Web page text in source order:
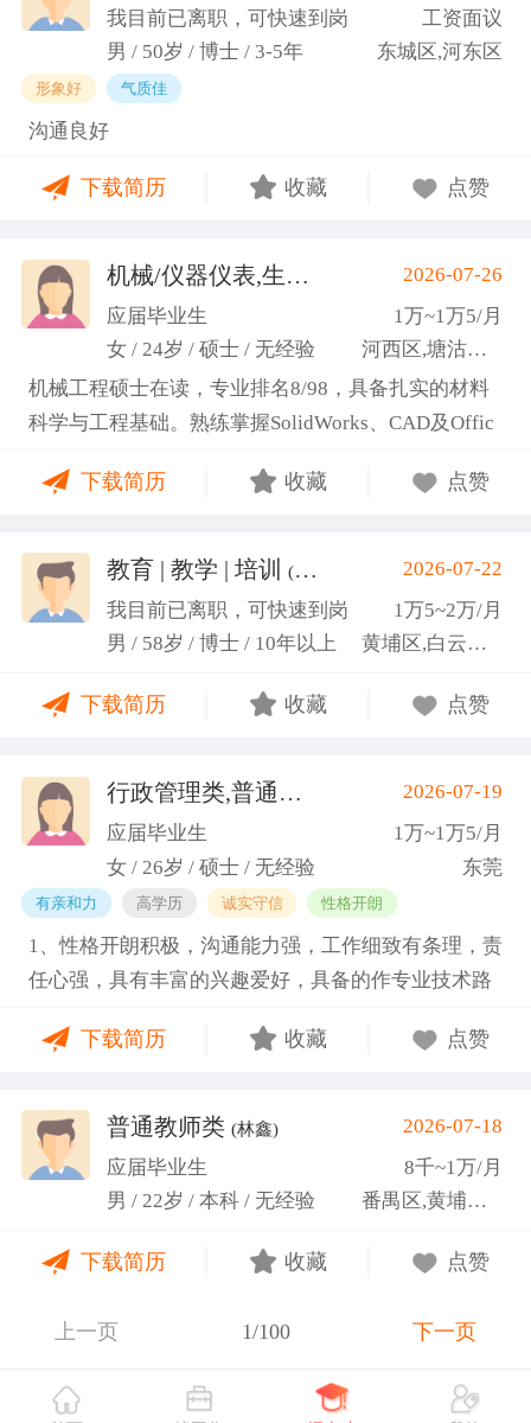
办各种社团内部活动，如迎新、英语角等。
我目前已离职，可快速到岗
工资面议
男 / 50岁 / 博士 / 3-5年
东城区,河东区
形象好 气质佳
沟通良好
下载简历 收藏 点赞
机械/仪器仪表,生产管理/研发 (高蕾)
2026-07-26
应届毕业生
1万~1万5/月
女 / 24岁 / 硕士 / 无经验
河西区,塘沽区,东丽区
机械工程硕士在读，专业排名8/98，具备扎实的材料
科学与工程基础。熟练掌握SolidWorks、CAD及Offic
2项天津市科研项目，擅长实验设计与数据分析;曾带
优秀的团队协作与沟通协调能力，责任心强，渴望将
科研严谨性融入实践工作中
下载简历 收藏 点赞
教育 | 教学 | 培训 (汤山文)
2026-07-22
我目前已离职，可快速到岗
1万5~2万/月
男 / 58岁 / 博士 / 10年以上
黄埔区,白云区,增城市
下载简历 收藏 点赞
行政管理类,普通教师类 (蓝小艳)2026-07-19
应届毕业生
1万~1万5/月
女 / 26岁 / 硕士 / 无经验
东莞
有亲和力 高学历 诚实守信 性格开朗
1、性格开朗积极，沟通能力强，工作细致有条理，责
任心强，具有丰富的兴趣爱好，具备的作专业技术路
任班级生活委员与课程助管，多次组织班级篮球、羽
关活动。
下载简历 收藏 点赞
普通教师类 (林鑫)
2026-07-18
应届毕业生
8千~1万/月
男 / 22岁 / 本科 / 无经验
番禺区,黄埔区,越秀区
下载简历 收藏 点赞
上一页 1/100 下一页